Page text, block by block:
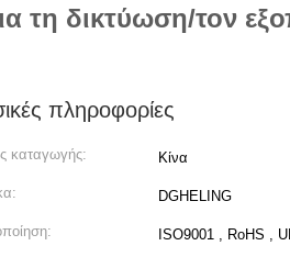
τη δικτύωση/τον
πληροφορίες
καταγωγής: Κίνα
DGHELING
ISO9001 , RoHS ,